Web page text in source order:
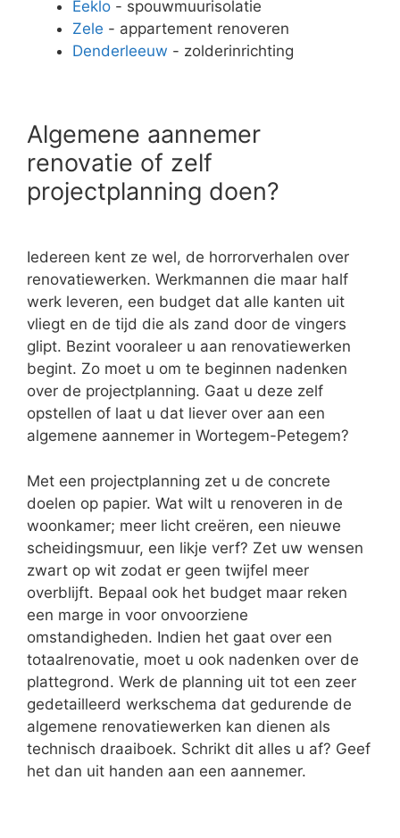
Eeklo - spouwmuurisolatie
Zele - appartement renoveren
Denderleeuw - zolderinrichting
Algemene aannemer
renovatie of zelf
projectplanning doen?
Iedereen kent ze wel, de horrorverhalen over
renovatiewerken. Werkmannen die maar half
werk leveren, een budget dat alle kanten uit
vliegt en de tijd die als zand door de vingers
glipt. Bezint vooraleer u aan renovatiewerken
begint. Zo moet u om te beginnen nadenken
over de projectplanning. Gaat u deze zelf
opstellen of laat u dat liever over aan een
algemene aannemer in Wortegem-Petegem?
Met een projectplanning zet u de concrete
doelen op papier. Wat wilt u renoveren in de
woonkamer; meer licht creëren, een nieuwe
scheidingsmuur, een likje verf? Zet uw wensen
zwart op wit zodat er geen twijfel meer
overblijft. Bepaal ook het budget maar reken
een marge in voor onvoorziene
omstandigheden. Indien het gaat over een
totaalrenovatie, moet u ook nadenken over de
plattegrond. Werk de planning uit tot een zeer
gedetailleerd werkschema dat gedurende de
algemene renovatiewerken kan dienen als
technisch draaiboek. Schrikt dit alles u af? Geef
het dan uit handen aan een aannemer.